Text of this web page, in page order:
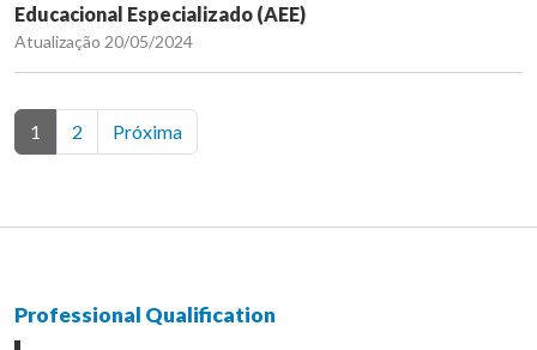
Educacional Especializado (AEE)
Atualização 20/05/2024
1 2 Próxima
Professional Qualification